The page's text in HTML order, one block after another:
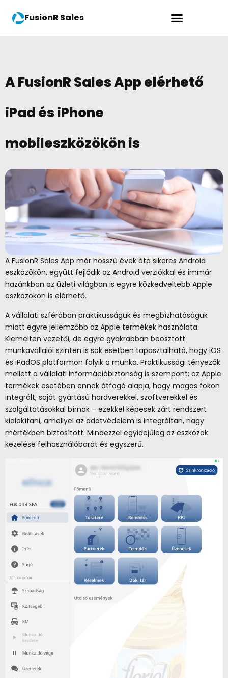
FusionR Sales
A FusionR Sales App elérhető
iPad és iPhone
mobileszközökön is
A FusionR Sales App már hosszú évek óta sikeres Android
eszközökön, együtt fejlődik az Android verziókkal és immár
hazánkban az üzleti világban is egyre közkedveltebb Apple
eszközökön is elérhető.
A vállalati szférában praktikusságuk és megbízhatóságuk
miatt egyre jellemzőbb az Apple termékek használata.
Kiemelten vezetői, de egyre gyakrabban beosztott
munkavállalói szinten is sok esetben tapasztalható, hogy iOS
és iPadOS platformon folyik a munka. Praktikussági tényezők
mellett a vállalati információbiztonság is szempont: az Apple
termékek esetében ennek átfogó alapja, hogy magas fokon
integrált, saját gyártású hardverekkel, szoftverekkel és
szolgáltatásokkal bírnak – ezekkel képesek zárt rendszert
kialakítani, amellyel az adatvédelem is integráltan, nagy
mértékben biztosított. Mindezzel egyidejűleg az eszközök
kezelése felhasználóbarát és egyszerű.